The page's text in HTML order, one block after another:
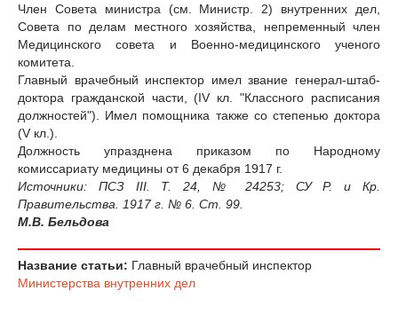
Член Совета министра (см. Министр. 2) внутренних дел,
Совета по делам местного хозяйства, непременный член
Медицинского совета и Военно-медицинского ученого
комитета.
Главный врачебный инспектор имел звание генерал-штаб-
доктора гражданской части, (IV кл. "Классного расписания
должностей"). Имел помощника также со степенью доктора
(V кл.).
Должность упразднена приказом по Народному
комиссариату медицины от 6 декабря 1917 г.
Источники: ПСЗ III. Т. 24, № 24253; СУ Р. и Кр.
Правительства. 1917 г. № 6. Ст. 99.
M.B. Бельдова
Название статьи: Главный врачебный инспектор
Министерства внутренних дел